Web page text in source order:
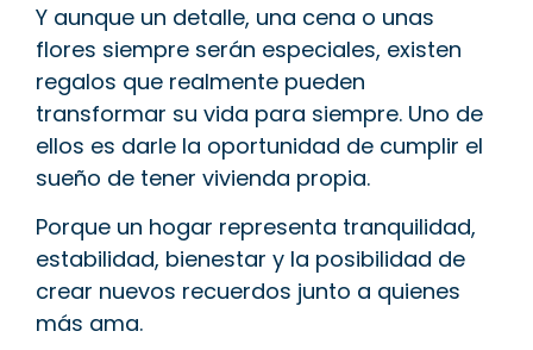
Y aunque un detalle, una cena o unas
flores siempre serán especiales, existen
regalos que realmente pueden
transformar su vida para siempre. Uno de
ellos es darle la oportunidad de cumplir el
sueño de tener vivienda propia.
Porque un hogar representa tranquilidad,
estabilidad, bienestar y la posibilidad de
crear nuevos recuerdos junto a quienes
más ama.